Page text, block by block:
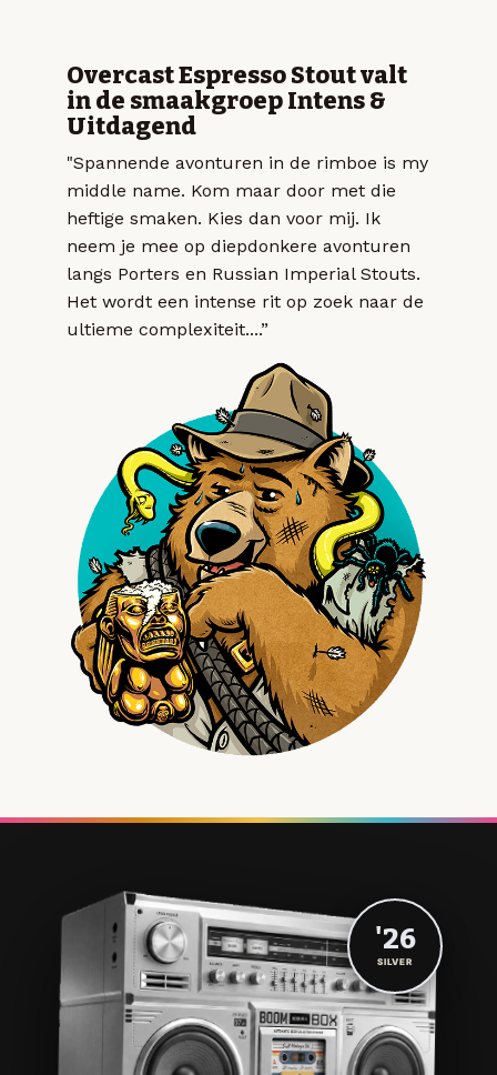
Overcast Espresso Stout valt
in de smaakgroep Intens &
Uitdagend
"Spannende avonturen in de rimboe is my
middle name. Kom maar door met die
heftige smaken. Kies dan voor mij. Ik
neem je mee op diepdonkere avonturen
langs Porters en Russian Imperial Stouts.
Het wordt een intense rit op zoek naar de
ultieme complexiteit....”
'26
SILVER